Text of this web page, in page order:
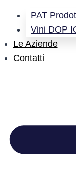
PAT
Vini DOP
Le Aziende
Contatti